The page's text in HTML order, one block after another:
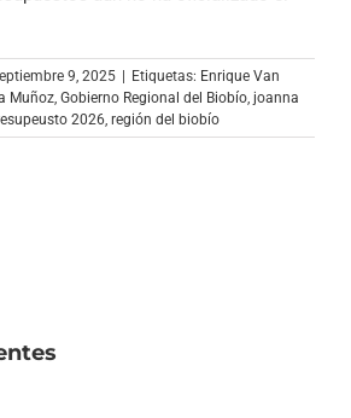
9, 2025 | Etiquetas: Enrique Van
Muñoz Gobierno Regional del Biobío joanna
2026 región del biobío